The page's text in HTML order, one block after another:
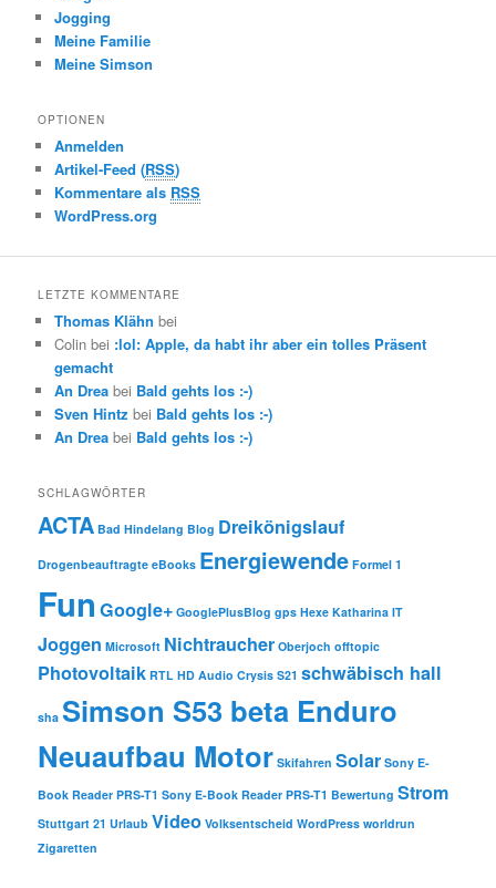
Jogging
Meine Familie
Meine Simson
OPTIONEN
Anmelden
Artikel-Feed (RSS)
Kommentare als RSS
WordPress.org
LETZTE KOMMENTARE
Thomas Klähn bei
Colin bei :lol: Apple, da habt ihr aber ein tolles Präsent
gemacht
An Drea bei Bald gehts los :-)
Sven Hintz bei Bald gehts los :-)
An Drea bei Bald gehts los :-)
SCHLAGWÖRTER
ACTA Bad Hindelang Blog Dreikönigslauf
Drogenbeauftragte eBooks Energiewende Formel 1
Fun Google+ GooglePlusBlog gps Hexe Katharina IT
Joggen Microsoft Nichtraucher Oberjoch offtopic
Photovoltaik RTL HD Audio Crysis S21 schwäbisch hall
sha Simson S53 beta Enduro
Neuaufbau Motor Skifahren Solar Sony E-
Book Reader PRS-T1 Sony E-Book Reader PRS-T1 Bewertung Strom
Stuttgart 21 Urlaub Video Volksentscheid WordPress worldrun
Zigaretten